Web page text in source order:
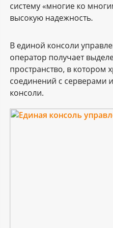
систему «многие ко
высокую надежность.
В единой консоли
оператор получает
пространство, в котором
соединений с серверами
консоли.